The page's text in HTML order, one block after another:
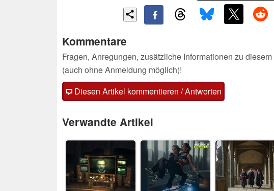
Kommentare
Fragen, Anregungen, zusätzliche Informationen zu
(auch ohne Anmeldung möglich)!
Diesen Artikel kommentieren / Antworten
Verwandte Artikel